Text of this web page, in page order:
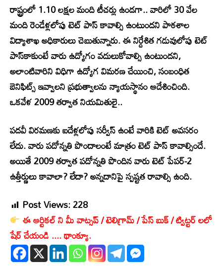
రాష్ట్రంలో 1.10 లక్షల మంది టీచర్లు ఉండగా.. వారిలో 30 వేల
మంది రెండేళ్లలోపు టెట్‌ పాస్‌ కావాల్సి ఉంటుందని పాఠశాల
విద్యాశాఖ అధికారులు చెబుతున్నారు. ఈ నిర్దేశిత గడువులోపు టెట్‌
పాస్‌కాకుంటే వారు ఉద్యోగం వదులుకోవాల్సి ఉంటుందని,
అలాంటివారిని విధిగా ఉద్యోగ విమరణ చేయించి, సంబంధిత
బెనిఫిట్స్‌ ఇవ్వాలని ప్రభుత్వాలను న్యాయస్థానం ఆదేశించింది.
ఒకవేళ 2009 తర్వాత నియమితులై..
పదవీ విరమణకు ఐదేళ్లలోపు సర్వీస్‌ ఉంటే వారికి టెట్‌ అవసరం
లేదు. వారు పదోన్నతి పొందాలంటే మాత్రం టెట్‌ పాస్‌ కావాల్సిందే.
అయితే 2009 తర్వాత పదోన్నతి పొందిన వారు టెట్‌ పేపర్‌-2
ఉత్తీర్ణులు కావాలా? లేదా? అన్నదానిపై స్పష్టత రావాల్సి ఉంది.
Post Views:228
ఈ ఆర్టికల్ ని మీ వాట్సప్ / టెలిగ్రామ్ / పేస్ బుక్ / ట్విట్టర్ లలో
షేర్ చేయండి .... థాంక్యూ.